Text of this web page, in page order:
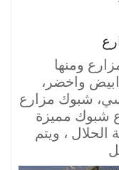
ومنها
واخضر،
شبوك مزارع
شبوك مميزة
، ويتم